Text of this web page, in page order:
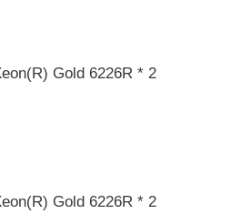
Gold 6226R * 2
Gold 6226R * 2